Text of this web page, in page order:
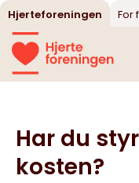
Hjerteforeningen For
Har du
kosten?